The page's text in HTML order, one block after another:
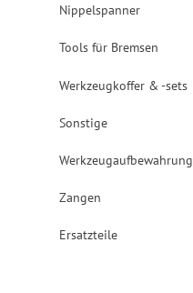
Nippelspanner
Tools für Bremsen
Werkzeugkoffer & -sets
Sonstige
Werkzeugaufbewahrung
Zangen
Ersatzteile